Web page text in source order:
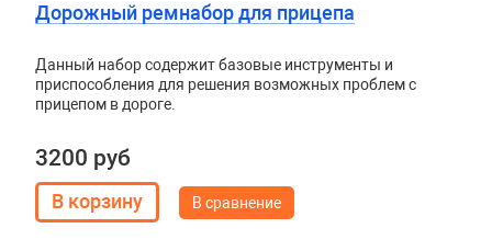
Дорожный ремнабор для прицепа
Данный набор содержит базовые инструменты и
приспособления для решения возможных проблем с
прицепом в дороге.
3200 руб
В сравнение